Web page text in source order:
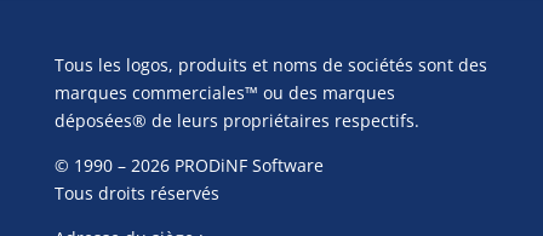
Tous les logos, produits et noms de sociétés sont des
marques commerciales™ ou des marques
déposées® de leurs propriétaires respectifs.
© 1990 – 2026 PRODiNF Software
Tous droits réservés